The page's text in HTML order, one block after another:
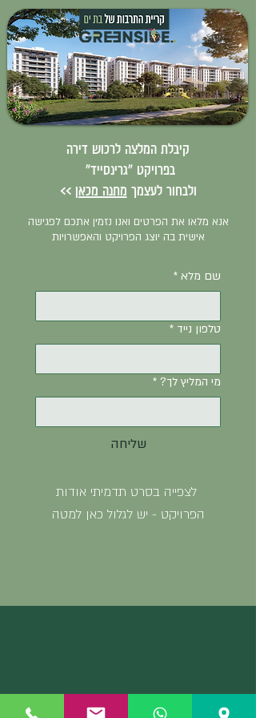
קיבלת המלצה לרכוש דירה
בפרויקט "גרינסייד"
ולבחור לעצמך מתנה מכאן >>
אנא מלאו את הפרטים ואנו נזמין אתכם לפגישה
אישית בה יוצג הפרויקט והאפשרויות
שם מלא *
טלפון נייד *
מי המליץ לך? *
שליחה
לצפייה בסרט תדמיתי אודות
הפרויקט - יש לגלול כאן למטה